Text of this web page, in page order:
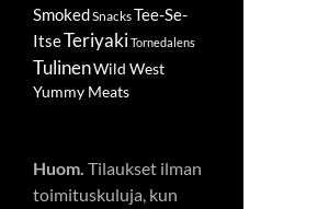
SmokedSnacksTee-Se-
ItseTeriyakiTornedalens
TulinenWild West
Yummy Meats
Huom. Tilaukset ilman
toimituskuluja, kun